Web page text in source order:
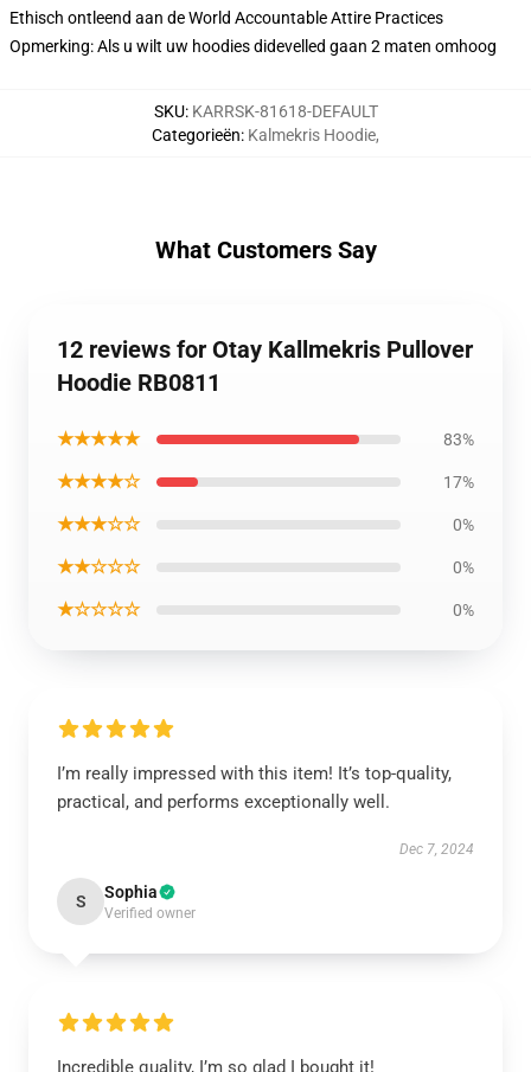
Ethisch ontleend aan de World Accountable Attire Practices
Opmerking: Als u wilt uw hoodies didevelled gaan 2 maten omhoog
SKU: KARRSK-81618-DEFAULT
Categorieën: Kalmekris Hoodie,
What Customers Say
12 reviews for Otay Kallmekris Pullover
Hoodie RB0811
★★★★★ 83%
★★★★☆ 17%
★★★☆☆ 0%
★★☆☆☆ 0%
★☆☆☆☆ 0%
I’m really impressed with this item! It’s top-quality,
practical, and performs exceptionally well.
Dec 7, 2024
S Sophia
Verified owner
Incredible quality, I’m so glad I bought it!